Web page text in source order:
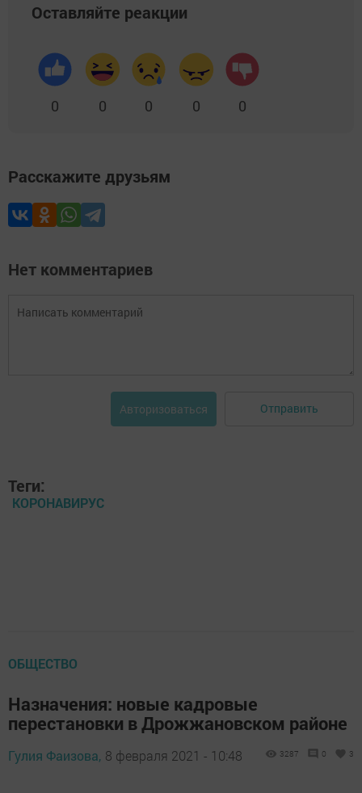
Оставляйте реакции
0 0 0 0 0
Расскажите друзьям
Нет комментариев
Авторизоваться Отправить
Теги:
КОРОНАВИРУС
ОБЩЕСТВО
Назначения: новые кадровые
перестановки в Дрожжановском районе
Гулия Фаизова, 8 февраля 2021 - 10:48 3287 0 3